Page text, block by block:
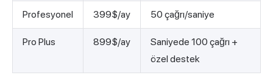
Profesyonel 399$/ay 50 çağrı/saniye
Pro Plus 899$/ay
Saniyede 100 çağrı +
özel destek